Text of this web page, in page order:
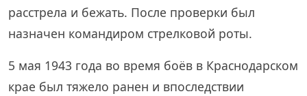
расстрела и бежать. После проверки был
назначен командиром стрелковой роты.
5 мая 1943 года во время боёв в Краснодарском
крае был тяжело ранен и впоследствии